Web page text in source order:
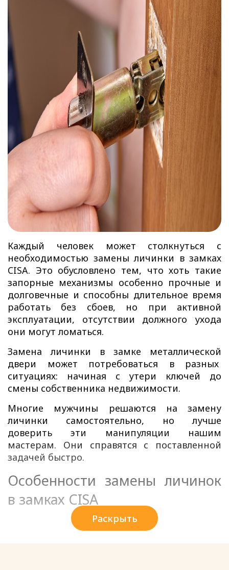
Каждый человек может столкнуться с
необходимостью замены личинки в замках
CISA. Это обусловлено тем, что хоть такие
запорные механизмы особенно прочные и
долговечные и способны длительное время
работать без сбоев, но при активной
эксплуатации, отсутствии должного ухода
они могут ломаться.
Замена личинки в замке металлической
двери
может потребоваться в разных
ситуациях: начиная с утери ключей до
смены собственника недвижимости.
Многие мужчины решаются на замену
личинки самостоятельно, но лучше
доверить эти манипуляции нашим
мастерам. Они справятся с поставленной
задачей быстро.
Особенности замены личинок
в замках CISA
Cisa – долговечные запорные механизмы,
которые просты в использовании,
Раскрыть